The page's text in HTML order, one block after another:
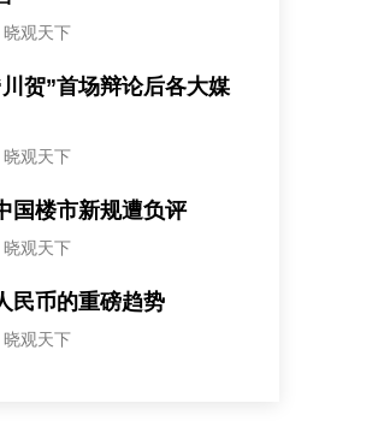
晓观天下
贺”首场辩论后各大媒
晓观天下
国楼市新规遭负评
晓观天下
民币的重磅趋势
晓观天下